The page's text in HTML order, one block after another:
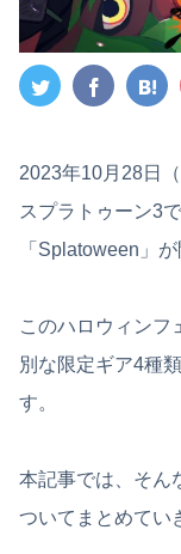
2023年10月28日
スプラトゥーン3
「Splatoween」
このハロウィンフ
別な限定ギア4種
す。
本記事では、そん
ついてまとめてい